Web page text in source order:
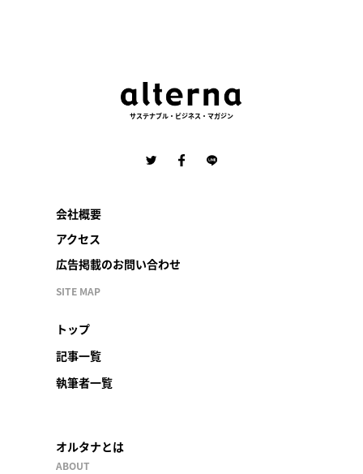
サステナブル・ビジネス・マガジン
会社概要
アクセス
広告掲載のお問い合わせ
SITE MAP
トップ
記事一覧
執筆者一覧
オルタナとは
ABOUT